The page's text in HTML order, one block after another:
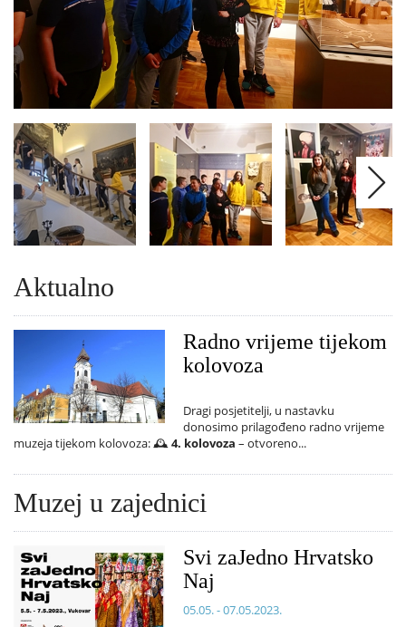
Aktualno
Radno vrijeme tijekom
kolovoza
Dragi posjetitelji, u nastavku
donosimo prilagođeno radno vrijeme
muzeja tijekom kolovoza: 🕰️4. kolovoza – otvoreno...
Muzej u zajednici
Svi zaJedno Hrvatsko
Naj
05.05. - 07.05.2023.